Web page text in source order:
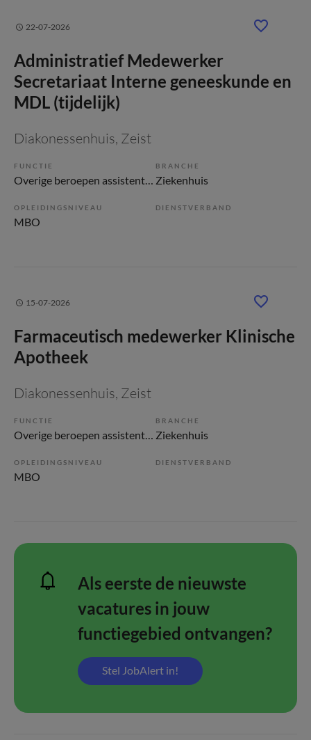
22-07-2026
Administratief Medewerker
Secretariaat Interne geneeskunde en
MDL (tijdelijk)
Diakonessenhuis, Zeist
FUNCTIE
Overige beroepen assistenten
BRANCHE
Ziekenhuis
OPLEIDINGSNIVEAU
MBO
DIENSTVERBAND
15-07-2026
Farmaceutisch medewerker Klinische
Apotheek
Diakonessenhuis, Zeist
FUNCTIE
Overige beroepen assistenten
BRANCHE
Ziekenhuis
OPLEIDINGSNIVEAU
MBO
DIENSTVERBAND
Als eerste de nieuwste
vacatures in jouw
functiegebied ontvangen?
Stel JobAlert in!